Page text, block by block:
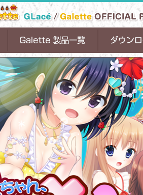
お兄ちゃん、右手の使用を禁止します！
２
ちっちゃな花嫁
お兄ちゃんティーチャー
ロリポップファクトリー
お兄ちゃん、右手の使用を禁止します。
ちっちゃらぶアパート
お兄ちゃんシェアリング
サンタフル☆サマー
お兄ちゃん、
します！[DL版]
ちっちゃらぶ
恋式マニュア
Timepiece
お兄ちゃんシ
サンタフル☆
1/2